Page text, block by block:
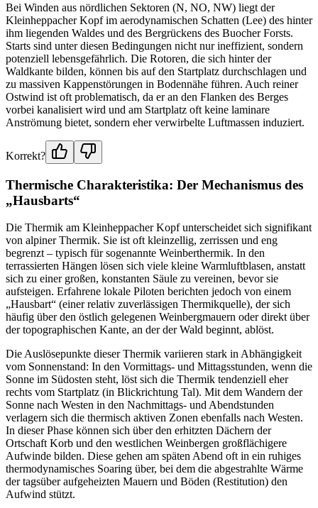
Bei Winden aus nördlichen Sektoren (N, NO, NW) liegt der
Kleinheppacher Kopf im aerodynamischen Schatten (Lee) des hinter
ihm liegenden Waldes und des Bergrückens des Buocher Forsts.
Starts sind unter diesen Bedingungen nicht nur ineffizient, sondern
potenziell lebensgefährlich. Die Rotoren, die sich hinter der
Waldkante bilden, können bis auf den Startplatz durchschlagen und
zu massiven Kappenstörungen in Bodennähe führen. Auch reiner
Ostwind ist oft problematisch, da er an den Flanken des Berges
vorbei kanalisiert wird und am Startplatz oft keine laminare
Anströmung bietet, sondern eher verwirbelte Luftmassen induziert.
Korrekt?
Thermische Charakteristika: Der Mechanismus des
„Hausbarts“
Die Thermik am Kleinheppacher Kopf unterscheidet sich signifikant
von alpiner Thermik. Sie ist oft kleinzellig, zerrissen und eng
begrenzt – typisch für sogenannte Weinberthermik. In den
terrassierten Hängen lösen sich viele kleine Warmluftblasen, anstatt
sich zu einer großen, konstanten Säule zu vereinen, bevor sie
aufsteigen. Erfahrene lokale Piloten berichten jedoch von einem
„Hausbart“ (einer relativ zuverlässigen Thermikquelle), der sich
häufig über den östlich gelegenen Weinbergmauern oder direkt über
der topographischen Kante, an der der Wald beginnt, ablöst.
Die Auslösepunkte dieser Thermik variieren stark in Abhängigkeit
vom Sonnenstand: In den Vormittags- und Mittagsstunden, wenn die
Sonne im Südosten steht, löst sich die Thermik tendenziell eher
rechts vom Startplatz (in Blickrichtung Tal). Mit dem Wandern der
Sonne nach Westen in den Nachmittags- und Abendstunden
verlagern sich die thermisch aktiven Zonen ebenfalls nach Westen.
In dieser Phase können sich über den erhitzten Dächern der
Ortschaft Korb und den westlichen Weinbergen großflächigere
Aufwinde bilden. Diese gehen am späten Abend oft in ein ruhiges
thermodynamisches Soaring über, bei dem die abgestrahlte Wärme
der tagsüber aufgeheizten Mauern und Böden (Restitution) den
Aufwind stützt.